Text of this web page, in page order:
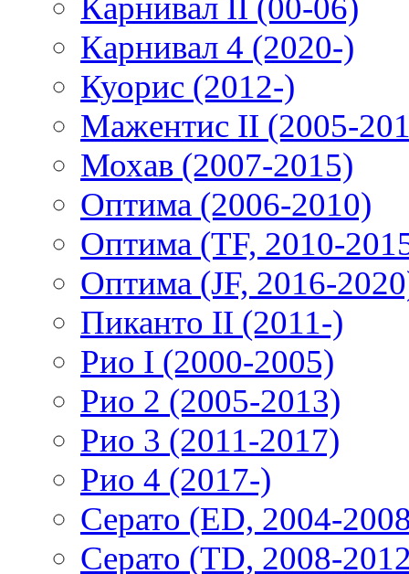
Карнивал II (00-06)
Карнивал 4 (2020-)
Куорис (2012-)
Мажентис II (2005-
Мохав (2007-2015)
Оптима (2006-2010)
Оптима (TF, 2010-
Оптима (JF, 2016-
Пиканто II (2011-)
Рио I (2000-2005)
Рио 2 (2005-2013)
Рио 3 (2011-2017)
Рио 4 (2017-)
Серато (ED, 2004-
Серато (TD, 2008-